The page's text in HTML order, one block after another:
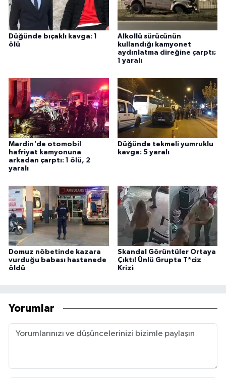
Düğünde bıçaklı kavga: 1
ölü
Alkollü sürücünün
kullandığı kamyonet
aydınlatma direğine çarptı;
1 yaralı
Mardin'de otomobil
hafriyat kamyonuna
arkadan çarptı: 1 ölü, 2
yaralı
Düğünde tekmeli yumruklu
kavga: 5 yaralı
Domuz nöbetinde kazara
vurduğu babası hastanede
öldü
Skandal Görüntüler Ortaya
Çıktı! Ünlü Grupta T*ciz
Krizi
Yorumlar